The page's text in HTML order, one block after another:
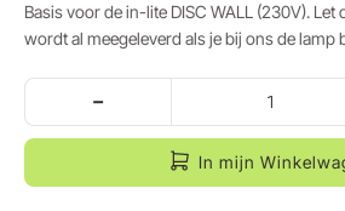
Basis voor de in-lite DISC WALL (230V). Let
-
In mijn